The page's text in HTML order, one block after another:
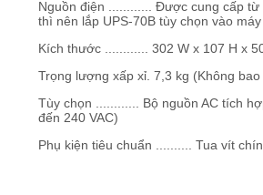
Nguồn điện ............ Được cung cấp
thì nên lắp UPS-70B tùy chọn vào máy
Kích thước ............ 302 W x 107 H x
Trọng lượng xấp xỉ. 7,3 kg (Không bao
Tùy chọn ............ Bộ nguồn AC tích
đến 240 VAC)
Phụ kiện tiêu chuẩn .......... Tua vít